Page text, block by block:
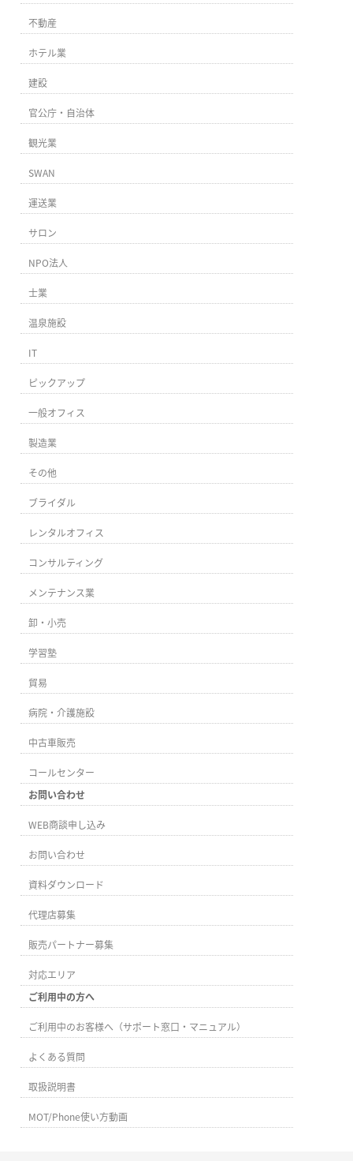
不動産
ホテル業
建設
官公庁・自治体
観光業
SWAN
運送業
サロン
NPO法人
士業
温泉施設
IT
ピックアップ
一般オフィス
製造業
その他
ブライダル
レンタルオフィス
コンサルティング
メンテナンス業
卸・小売
学習塾
貿易
病院・介護施設
中古車販売
コールセンター
お問い合わせ
WEB商談申し込み
お問い合わせ
資料ダウンロード
代理店募集
販売パートナー募集
対応エリア
ご利用中の方へ
ご利用中のお客様へ（サポート窓口・マニュアル）
よくある質問
取扱説明書
MOT/Phone使い方動画